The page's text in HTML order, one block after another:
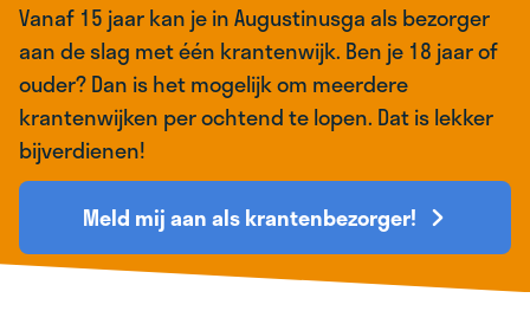
Vanaf 15 jaar kan je in Augustinusga als bezorger
aan de slag met één krantenwijk. Ben je 18 jaar of
ouder? Dan is het mogelijk om meerdere
krantenwijken per ochtend te lopen. Dat is lekker
bijverdienen!
Meld mij aan als krantenbezorger!